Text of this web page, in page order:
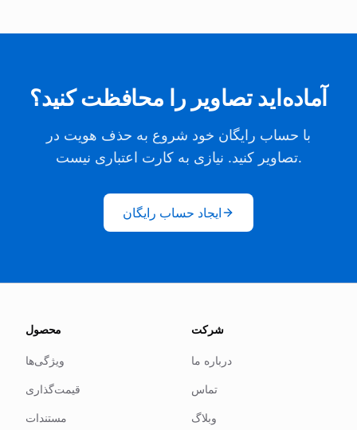
آماده‌اید تصاویر را محافظت کنید؟
با حساب رایگان خود شروع به حذف هویت در
تصاویر کنید. نیازی به کارت اعتباری نیست.
ایجاد حساب رایگان
محصول
ویژگی‌ها
قیمت‌گذاری
مستندات
شرکت
درباره ما
تماس
وبلاگ